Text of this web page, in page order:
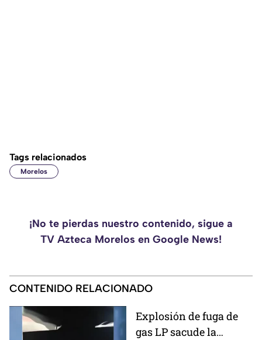
Tags relacionados
Morelos
¡No te pierdas nuestro contenido, sigue a
TV Azteca Morelos en Google News!
CONTENIDO RELACIONADO
Explosión de fuga de
gas LP sacude la